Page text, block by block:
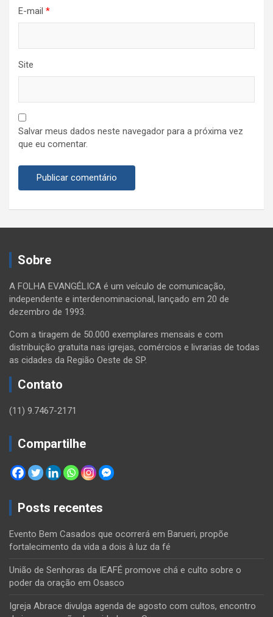
E-mail *
Site
Salvar meus dados neste navegador para a próxima vez
que eu comentar.
Sobre
A FOLHA EVANGÉLICA é um veículo de comunicação,
independente e interdenominacional, lançado em 20 de
dezembro de 1993.
Com a tiragem de 50.000 exemplares mensais e com
distribuição gratuita nas igrejas, comércios e livrarias de todas
as cidades da Região Oeste de SP.
Contato
(11) 9.7467-2171
Compartilhe
Posts recentes
Evento Bem Casados que ocorrerá em Barueri, propõe
fortalecimento da vida a dois à luz da fé
União de Senhoras da IEAFÉ promove chá e culto sobre o
poder da oração em Osasco
Igreja Abrace divulga agenda de agosto com cultos, encontro